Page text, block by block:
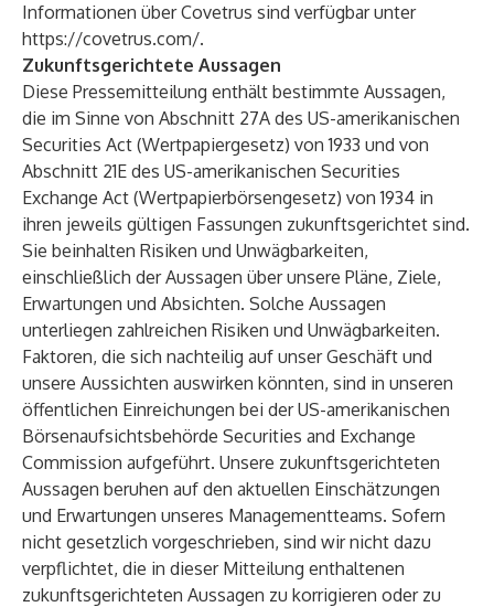
Informationen über Covetrus sind verfügbar unter
https://covetrus.com/.
Zukunftsgerichtete Aussagen
Diese Pressemitteilung enthält bestimmte Aussagen,
die im Sinne von Abschnitt 27A des US-amerikanischen
Securities Act (Wertpapiergesetz) von 1933 und von
Abschnitt 21E des US-amerikanischen Securities
Exchange Act (Wertpapierbörsengesetz) von 1934 in
ihren jeweils gültigen Fassungen zukunftsgerichtet sind.
Sie beinhalten Risiken und Unwägbarkeiten,
einschließlich der Aussagen über unsere Pläne, Ziele,
Erwartungen und Absichten. Solche Aussagen
unterliegen zahlreichen Risiken und Unwägbarkeiten.
Faktoren, die sich nachteilig auf unser Geschäft und
unsere Aussichten auswirken könnten, sind in unseren
öffentlichen Einreichungen bei der US-amerikanischen
Börsenaufsichtsbehörde Securities and Exchange
Commission aufgeführt. Unsere zukunftsgerichteten
Aussagen beruhen auf den aktuellen Einschätzungen
und Erwartungen unseres Managementteams. Sofern
nicht gesetzlich vorgeschrieben, sind wir nicht dazu
verpflichtet, die in dieser Mitteilung enthaltenen
zukunftsgerichteten Aussagen zu korrigieren oder zu